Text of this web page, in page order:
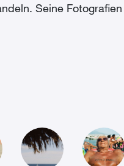
Seine